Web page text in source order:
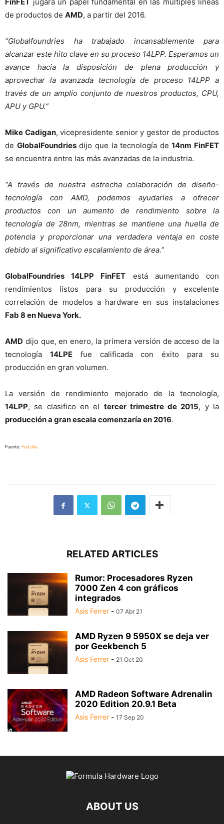
de productos de AMD, a partir del 2016.
“Globalfoundries ha trabajado incansablemente para
alcanzar este hito clave en su proceso 14LPP. Esperamos un
avance hacia la disposición de plena producción y
aprovechar la avanzada tecnología de proceso 14LPP a
través de un amplio conjunto de nuestros productos, CPU,
APU y GPU.”
Mike Cadigan, vicepresidente senior y gestor de productos
de GlobalFoundriesdijo que la tecnología de14nm FinFET
se encuentra entre las más avanzadas de la industria.
“A través de nuestra estrecha colaboración de diseño-
tecnología con AMD, podemos ayudarles a ofrecer
productos con un aumento de rendimiento sobre la
tecnología de 28nm, mientras se mantiene una huella de
potencia y proporcionar una verdadera ventaja en coste
debido al significativo escalamiento de área.”
GlobalFoundries 14LPP FinFET está aumentando con
rendimientos listos para su producción y excelente
correlación de modelos a hardware en sus instalaciones
Fab 8 en Nueva York.
AMD dijo que, en enero, la primera versión de acceso de la
tecnología 14LPEfue calificada con éxito para su
producción en gran volumen.
La versión de rendimiento mejorado de la tecnología,
14LPP, se clasifico en el tercer trimestre de 2015, y la
producción a gran escala comenzaría en 2016.
Fuente: Fudzilla
RELATED ARTICLES
Rumor: Procesadores Ryzen
7000 Zen 4 con gráficos
integrados
Asis Ferrer - 07 Abr 21
AMD Ryzen 9 5950X se deja ver
por Geekbench 5
Asis Ferrer - 21 Oct 20
AMD Radeon Software Adrenalin
2020 Edition 20.9.1 Beta
Asis Ferrer - 17 Sep 20
ABOUT US